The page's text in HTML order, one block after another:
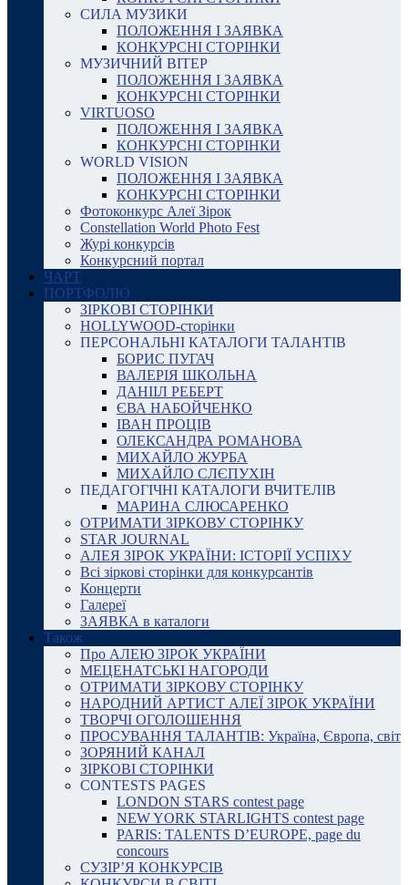
СИЛА МУЗИКИ
ПОЛОЖЕННЯ І ЗАЯВКА
КОНКУРСНІ СТОРІНКИ
МУЗИЧНИЙ ВІТЕР
ПОЛОЖЕННЯ І ЗАЯВКА
КОНКУРСНІ СТОРІНКИ
VIRTUOSO
ПОЛОЖЕННЯ І ЗАЯВКА
КОНКУРСНІ СТОРІНКИ
WORLD VISION
ПОЛОЖЕННЯ І ЗАЯВКА
КОНКУРСНІ СТОРІНКИ
Фотоконкурс Алеї Зірок
Constellation World Photo Fest
Журі конкурсів
Конкурсний портал
ЧАРТ
ПОРТФОЛІО
ЗІРКОВІ СТОРІНКИ
HOLLYWOOD-сторінки
ПЕРСОНАЛЬНІ КАТАЛОГИ ТАЛАНТІВ
БОРИС ПУГАЧ
ВАЛЕРІЯ ШКОЛЬНА
ДАНІІЛ РЕБЕРТ
ЄВА НАБОЙЧЕНКО
ІВАН ПРОЦІВ
ОЛЕКСАНДРА РОМАНОВА
МИХАЙЛО ЖУРБА
МИХАЙЛО СЛЄПУХІН
ПЕДАГОГІЧНІ КАТАЛОГИ ВЧИТЕЛІВ
МАРИНА СЛЮСАРЕНКО
ОТРИМАТИ ЗІРКОВУ СТОРІНКУ
STAR JOURNAL
АЛЕЯ ЗІРОК УКРАЇНИ: ІСТОРІЇ УСПІХУ
Всі зіркові сторінки для конкурсантів
Концерти
Галереї
ЗАЯВКА в каталоги
Також
Про АЛЕЮ ЗІРОК УКРАЇНИ
МЕЦЕНАТСЬКІ НАГОРОДИ
ОТРИМАТИ ЗІРКОВУ СТОРІНКУ
НАРОДНИЙ АРТИСТ АЛЕЇ ЗІРОК УКРАЇНИ
ТВОРЧІ ОГОЛОШЕННЯ
ПРОСУВАННЯ ТАЛАНТІВ: Україна, Європа, світ
ЗОРЯНИЙ КАНАЛ
ЗІРКОВІ СТОРІНКИ
CONTESTS PAGES
LONDON STARS contest page
NEW YORK STARLIGHTS contest page
PARIS: TALENTS D’EUROPE, page du
concours
СУЗІР’Я КОНКУРСІВ